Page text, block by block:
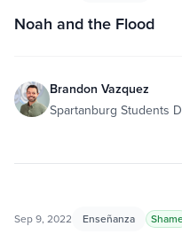
Noah and the Flood
Brandon Vazquez
Spartanburg Students
Sep 9, 2022 Enseñanza